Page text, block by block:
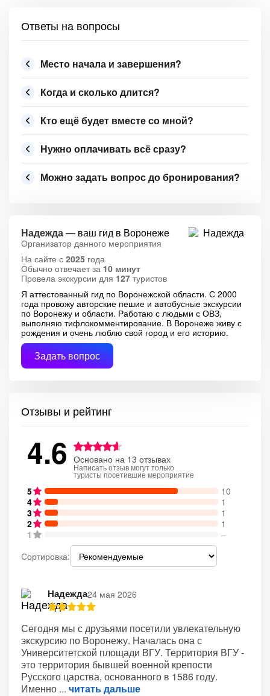
Ответы на вопросы
Место начала и завершения?
Когда и сколько длится?
Кто ещё будет вместе со мной?
Нужно оплачивать всё сразу?
Можно задать вопрос до бронирования?
Надежда— ваш гид в Воронеже
Организатор данного мероприятия
На сайте с 2025 года
Обычно отвечает за 10 минут
Провела экскурсии для 127 туристов
Я аттестованный гид по Воронежской области. С 2000
года провожу авторские пешие и автобусные экскурсии
по Воронежу и области. Работаю с людьми с ОВЗ,
выполняю тифлокомментирование. В Воронеже живу с
рождения и очень люблю свой город и его историю.
Задать вопрос
Отзывы и рейтинг
4.6 Основано на 13 отзывах
Написать отзыв могут только
туристы посетившие мероприятие
5
10
4
1
3
1
2
1
1
–
Сортировка:
Надежда24 мая 2026
Сегодня мы с друзьями посетили увлекательную
экскурсию по Воронежу. Началась она с
Университетской площади ВГУ. Территория ВГУ -
это территория бывшей военной крепости
Русского царства, основанного в 1586 году.
Именно
читать дальше